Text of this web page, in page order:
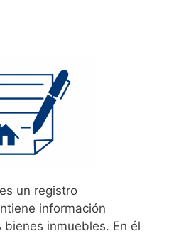
es un registro
información
inmuebles. En él